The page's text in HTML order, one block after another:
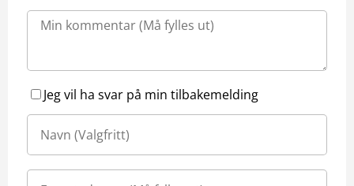
Jeg vil ha svar på min tilbakemelding